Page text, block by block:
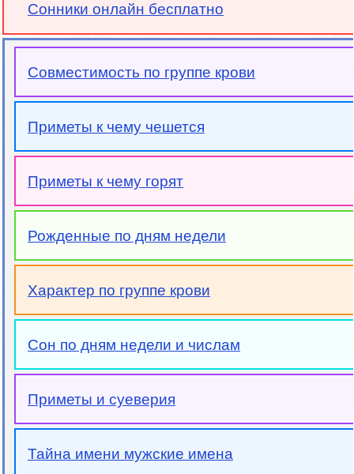
Сонники онлайн бесплатно
Совместимость по группе крови
Приметы к чему чешется
Приметы к чему горят
Рожденные по дням недели
Характер по группе крови
Сон по дням недели и числам
Приметы и суеверия
Тайна имени мужские имена